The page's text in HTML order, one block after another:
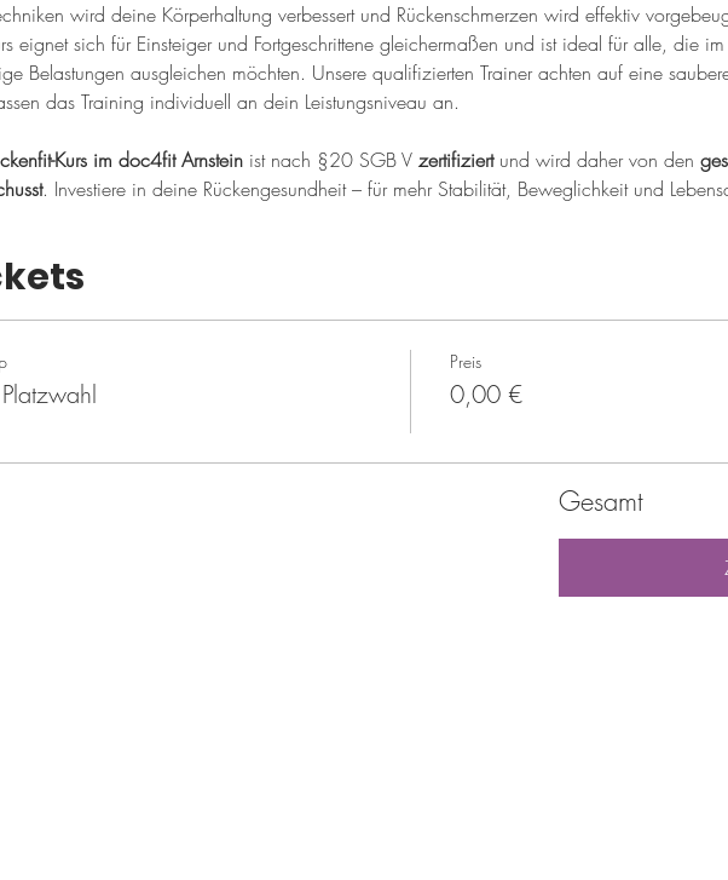
wird deine Körperhaltung verbessert und Rückenschmerzen wird effektiv
eignet sich für Einsteiger und Fortgeschrittene gleichermaßen und ist ideal für alle, die
Belastungen ausgleichen möchten. Unsere qualifizierten Trainer achten auf eine
das Training individuell an dein Leistungsniveau an.
Kurs im doc4fit Arnstein ist nach §20 SGB V zertifiziert und wird daher von den
. Investiere in deine Rückengesundheit – für mehr Stabilität, Beweglichkeit und
Preis
0,00 €
Gesamt